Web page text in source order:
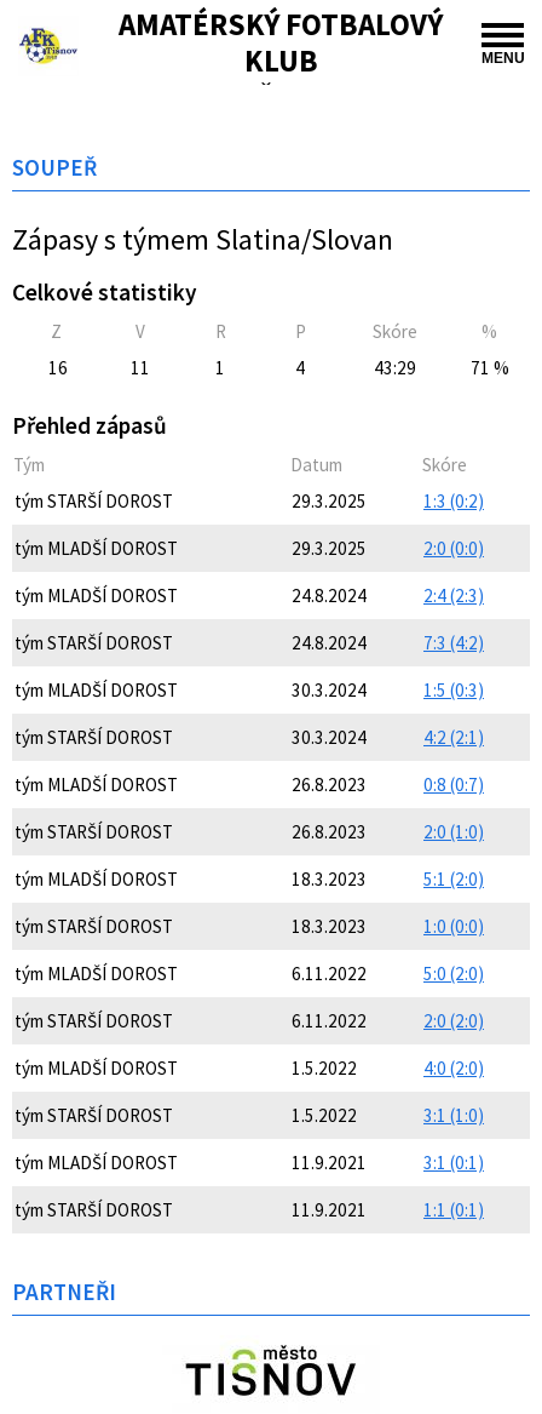
MENU
AMATÉRSKÝ FOTBALOVÝ
KLUB
TIŠNOV
SOUPEŘ
Zápasy s týmem Slatina/Slovan
Celkové statistiky
Z V R P Skóre
%
16
11 1 4 43:29 71 %
Přehled zápasů
Tým Datum
Skóre
tým STARŠÍ DOROST
29.3.2025 1:3 (0:2)
tým MLADŠÍ DOROST 29.3.2025 2:0 (0:0)
tým MLADŠÍ DOROST 24.8.2024 2:4 (2:3)
tým STARŠÍ DOROST 24.8.2024 7:3 (4:2)
tým MLADŠÍ DOROST 30.3.2024 1:5 (0:3)
tým STARŠÍ DOROST 30.3.2024 4:2 (2:1)
tým MLADŠÍ DOROST 26.8.2023 0:8 (0:7)
tým STARŠÍ DOROST 26.8.2023 2:0 (1:0)
tým MLADŠÍ DOROST 18.3.2023 5:1 (2:0)
tým STARŠÍ DOROST 18.3.2023 1:0 (0:0)
tým MLADŠÍ DOROST 6.11.2022 5:0 (2:0)
tým STARŠÍ DOROST 6.11.2022 2:0 (2:0)
tým MLADŠÍ DOROST 1.5.2022 4:0 (2:0)
tým STARŠÍ DOROST 1.5.2022 3:1 (1:0)
tým MLADŠÍ DOROST 11.9.2021 3:1 (0:1)
tým STARŠÍ DOROST 11.9.2021 1:1 (0:1)
PARTNEŘI